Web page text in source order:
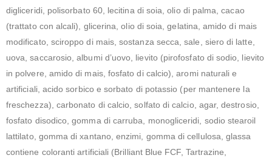
digliceridi, polisorbato 60, lecitina di soia, olio di palma, cacao
(trattato con alcali), glicerina, olio di soia, gelatina, amido di mais
modificato, sciroppo di mais, sostanza secca, sale, siero di latte,
uova, saccarosio, albumi d’uovo, lievito (pirofosfato di sodio, lievito
in polvere, amido di mais, fosfato di calcio), aromi naturali e
artificiali, acido sorbico e sorbato di potassio (per mantenere la
freschezza), carbonato di calcio, solfato di calcio, agar, destrosio,
fosfato disodico, gomma di carruba, monogliceridi, sodio stearoil
lattilato, gomma di xantano, enzimi, gomma di cellulosa, glassa
contiene coloranti artificiali (Brilliant Blue FCF, Tartrazine,